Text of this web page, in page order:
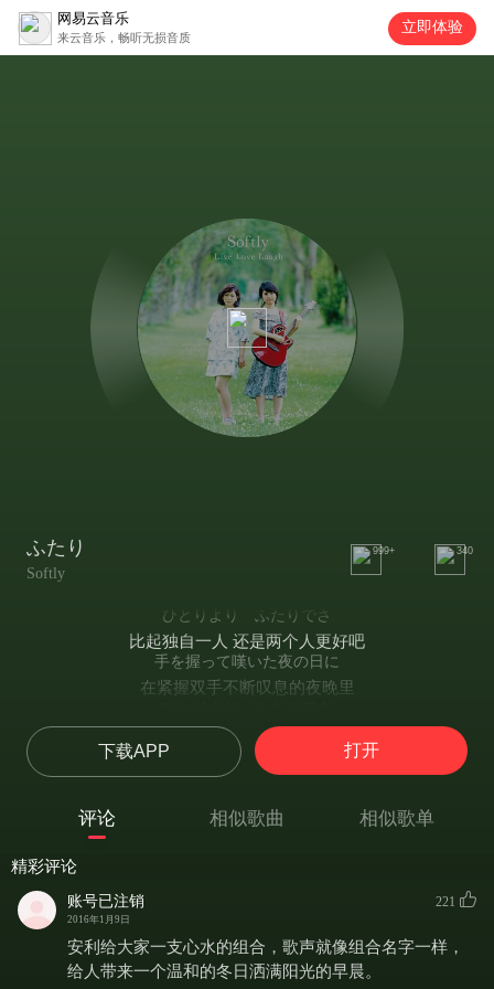
网易云音乐
来云音乐，畅听无损音质
立即体验
ふたり
Softly
999+ 340
ひとりより ふたりでさ
比起独自一人 还是两个人更好吧
手を握って嘆いた夜の日に
在紧握双手不断叹息的夜晚里
比起独自一人 还是两个人更好吧
手を握って嘆いた夜の日に
在紧握双手不断叹息的夜晚里
比昨天更加炽热的距离
oh oh 気に留めない心があれば happy なのに
oh oh 如果有不曾在意的心的话会更令人开心
誰よりも君のことを
比起任何人
下载APP 打开
评论 相似歌曲 相似歌单
精彩评论
账号已注销
2016年1月9日
221
安利给大家一支心水的组合，歌声就像组合名字一样，
给人带来一个温和的冬日洒满阳光的早晨。